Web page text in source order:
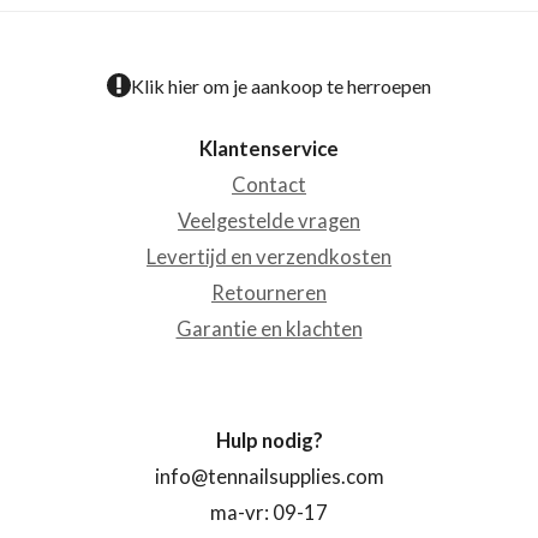
Klik hier om je aankoop te herroepen
Klantenservice
Contact
Veelgestelde vragen
Levertijd en verzendkosten
Retourneren
Garantie en klachten
Hulp nodig?
info@tennailsupplies.com
ma-vr: 09-17